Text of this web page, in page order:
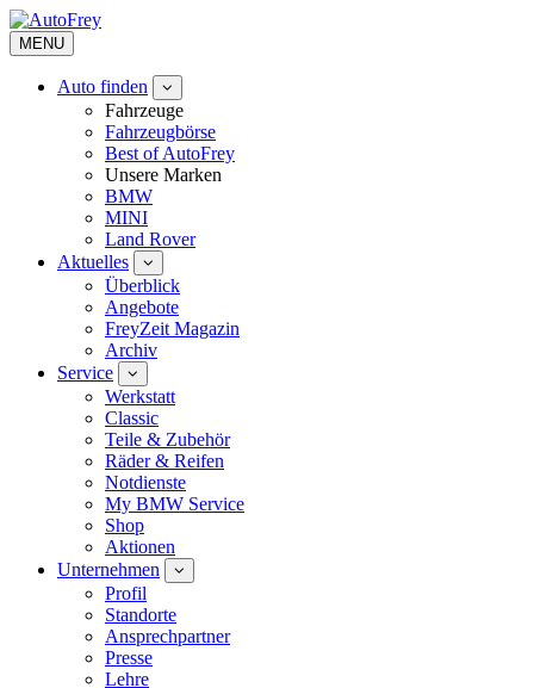
MENU
Auto finden
Fahrzeuge
Fahrzeugbörse
Best of AutoFrey
Unsere Marken
BMW
MINI
Land Rover
Aktuelles
Überblick
Angebote
FreyZeit Magazin
Archiv
Service
Werkstatt
Classic
Teile & Zubehör
Räder & Reifen
Notdienste
My BMW Service
Shop
Aktionen
Unternehmen
Profil
Standorte
Ansprechpartner
Presse
Lehre